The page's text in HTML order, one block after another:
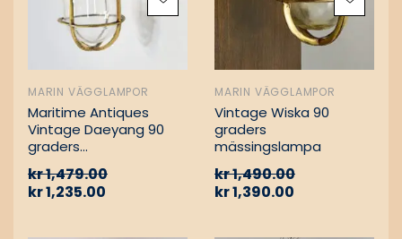
MARIN VÄGGLAMPOR
Maritime Antiques
Vintage Daeyang 90
graders
kr1,479.00
kr1,235.00
MARIN VÄGGLAMPOR
Vintage Wiska 90
graders
mässingslampa
kr1,490.00
kr1,390.00